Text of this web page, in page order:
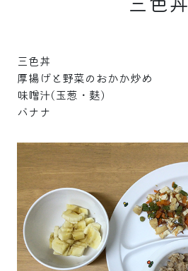
三色丼
厚揚げと野菜のおかか炒め
味噌汁(玉葱・麩)
バナナ